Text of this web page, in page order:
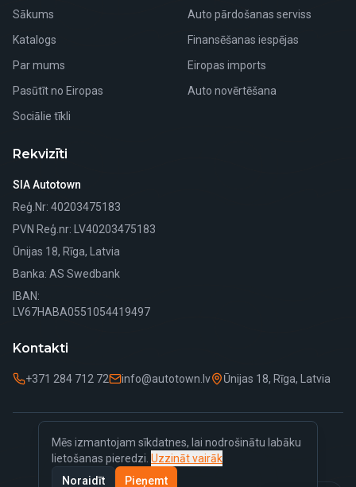
Sākums
Katalogs
Par mums
Pasūtīt no Eiropas
Sociālie tīkli
Auto pārdošanas serviss
Finansēšanas iespējas
Eiropas imports
Auto novērtēšana
Rekvizīti
SIA Autotown
Reģ.Nr: 40203475183
PVN Reģ.nr: LV40203475183
Ūnijas 18, Rīga, Latvia
Banka: AS Swedbank
IBAN:
LV67HABA0551054419497
Kontakti
+371 284 712 72 info@autotown.lv Ūnijas 18, Rīga, Latvia
©2026Autotown.Visas tiesības aizsargātas.
Privātuma politikaSīkdatņu politika
Mēs izmantojam sīkdatnes, lai nodrošinātu labāku
lietošanas pieredzi. Uzzināt vairāk
Noraidīt
Pieņemt